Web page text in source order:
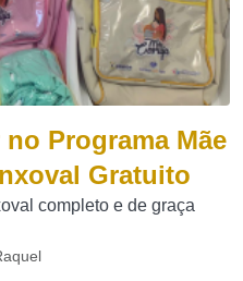
Programa Mãe
Gratuito
completo e de graça